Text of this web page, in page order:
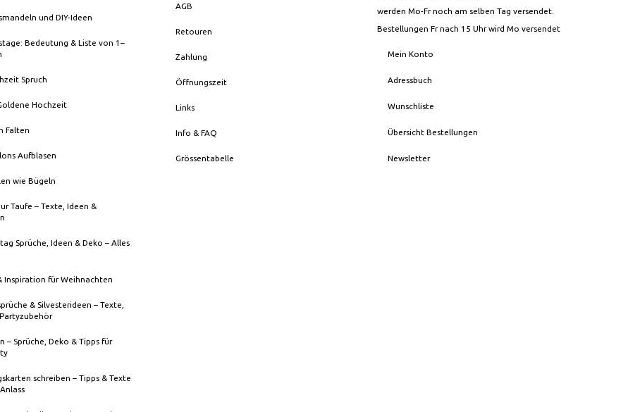
und DIY-Ideen
Bedeutung & Liste von 1–
Spruch
Hochzeit
Falten
Aufblasen
wie Bügeln
Taufe – Texte, Ideen &
Sprüche, Ideen & Deko – Alles
Inspiration für Weihnachten
& Silvesterideen – Texte,
– Sprüche, Deko & Tipps für
schreiben – Tipps & Texte
AGB
Retouren
Zahlung
Öffnungszeit
Links
Info & FAQ
Grössentabelle
werden Mo-Fr noch am selben Tag versendet.
Bestellungen Fr nach 15 Uhr wird Mo versendet
Mein Konto
Adressbuch
Wunschliste
Übersicht Bestellungen
Newsletter